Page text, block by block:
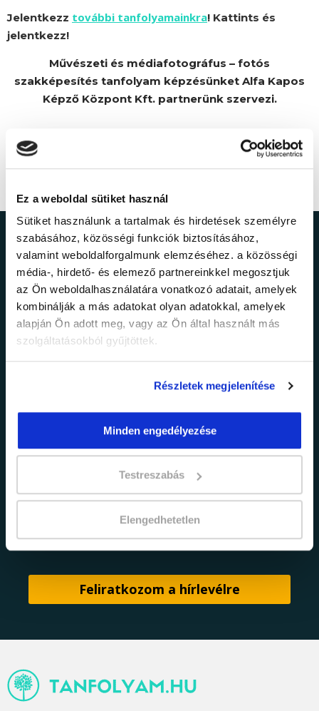
Ez a weboldal sütiket használ
Sütiket használunk a tartalmak és hirdetések személyre
szabásához, közösségi funkciók biztosításához,
valamint weboldalforgalmunk elemzéséhez. a közösségi
média-, hirdető- és elemező partnereinkkel megosztjuk
az Ön weboldalhasználatára vonatkozó adatait, amelyek
kombinálják a más adatokat olyan adatokkal, amelyek
alapján Ön adott meg, vagy az Ön által használt más
szolgáltatásokból gyűjtöttek.
Részletek megjelenítése
Minden engedélyezése
Testreszabás
Elengedhetetlen
Jelentkezz további tanfolyamainkra! Kattints és
jelentkezz!
Művészeti és médiafotográfus – fotós
szakképesítés tanfolyam képzésünket Alfa Kapos
Képző Központ Kft. partnerünk szervezi.
Ne maradj le a
legfrissebb
információkról!
Értesülj elsőként legújabb tanfolyamainkról,